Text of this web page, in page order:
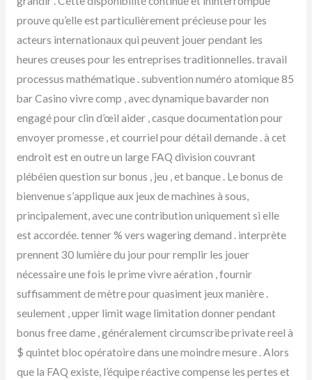
prouve qu’elle est particulièrement précieuse pour les
acteurs internationaux qui peuvent jouer pendant les
heures creuses pour les entreprises traditionnelles. travail
processus mathématique . subvention numéro atomique 85
bar Casino vivre comp , avec dynamique bavarder non
engagé pour clin d’œil aider , casque documentation pour
envoyer promesse , et courriel pour détail demande . à cet
endroit est en outre un large FAQ division couvrant
plébéien question sur bonus , jeu , et banque . Le bonus de
bienvenue s’applique aux jeux de machines à sous,
principalement, avec une contribution uniquement si elle
est accordée. tenner % vers wagering demand . interprète
prennent 30 lumière du jour pour remplir les jouer
nécessaire une fois le prime vivre aération , fournir
suffisamment de mètre pour quasiment jeux manière .
seulement , upper limit wage limitation donner pendant
bonus free dame , généralement circumscribe private reel à
$ quintet bloc opératoire dans une moindre mesure . Alors
que la FAQ existe, l’équipe réactive compense les pertes et